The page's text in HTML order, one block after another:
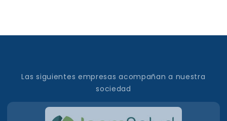
Las siguientes empresas acompañan a nuestra
sociedad